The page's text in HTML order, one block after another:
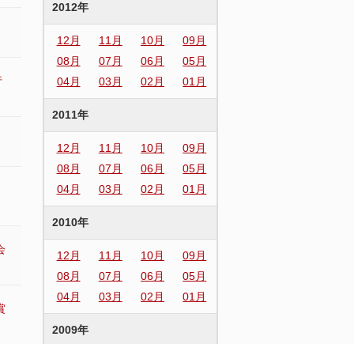
2012年
12月 11月 10月
09月
08月
07月 06月
05月
04月
03月 02月 01月
2011年
12月 11月 10月
09月
08月
07月 06月
05月
04月
03月 02月 01月
2010年
12月 11月 10月
09月
08月
07月 06月
05月
04月
03月 02月 01月
2009年